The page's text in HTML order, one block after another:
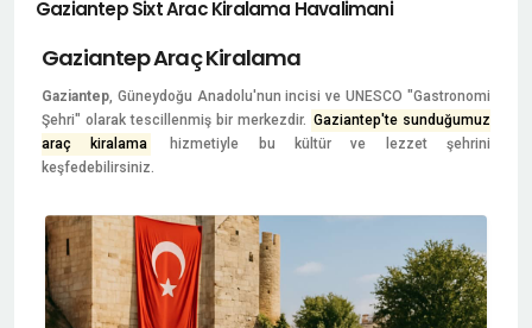
Gaziantep Sixt Arac Kiralama Havalimani
Gaziantep Araç Kiralama
Gaziantep, Güneydoğu Anadolu'nun incisi ve UNESCO "Gastronomi
Şehri" olarak tescillenmiş bir merkezdir. Gaziantep'te sunduğumuz
araç kiralama
hizmetiyle bu kültür ve lezzet şehrini
keşfedebilirsiniz.